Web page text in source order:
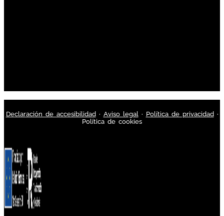
Declaración de accesibilidad· Aviso legal · Política de privacidad·
Política de cookies